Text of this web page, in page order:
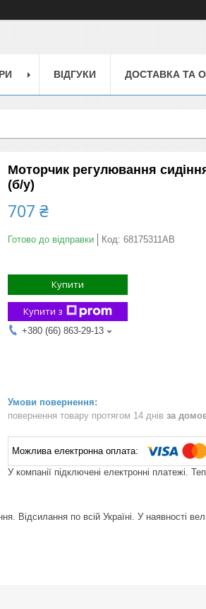
ВІДГУКИ ДОСТАВКА ТА
Моторчик регулювання
(б/у)
707 ₴
Готово до відправки Код: 68175311AB
Купити
Купити з
+380 (66) 863-29-13
повернення товару протягом 14 днів за
У компанії підключені електронні платежі.
Відсилання по всій Україні. У наявності